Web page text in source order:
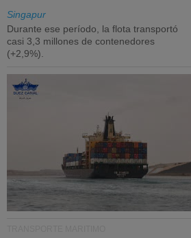
Singapur
Durante ese período, la flota transportó
casi 3,3 millones de contenedores
(+2,9%).